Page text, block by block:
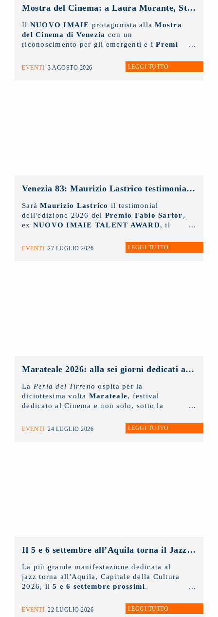
Mostra del Cinema: a Laura Morante, Stefania Rocca, Claudio Amendola e Sergio Rubini i Premi alla Carriera NUOVO IMAIE. Al Lido anche un riconoscimento ai giovani
Il NUOVO IMAIE protagonista allaMostra
del Cinema di Venezia con un
riconoscimento per gli emergenti e iPremi
Cinema Italiano.
EVENTI 3 AGOSTO 2026 LEGGI TUTTO
Venezia 83: Maurizio Lastrico testimonial del Premio NUOVO IMAIE Fabio Sartor
SaràMaurizio Lastrico il testimonial
dell'edizione 2026 del Premio Fabio Sartor,
ex NUOVO IMAIE TALENT AWARD, il
Cinema di Venezia, che la collecting
assegna per valorizzare il talento delle
EVENTI 27 LUGLIO 2026 LEGGI TUTTO
Marateale 2026: alla sei giorni dedicati al cinema e non solo, la masterclass del NUOVO IMAIE
La Perla del Tirreno ospita per la
diciottesima volta Marateale, festival
dedicato al Cinema e non solo, sotto la
collaborazione conAntonella Caramia. Fino
a domani proiezioni, eventi e incontri aperti
EVENTI 24 LUGLIO 2026 LEGGI TUTTO
Il 5 e 6 settembre all’Aquila torna il Jazz Italiano per le Terre del Sisma: il NUOVO IMAIE c’è
La più grande manifestazione dedicata al
jazz torna all'Aquila, Capitale della Cultura
2026, il 5 e 6 settembre prossimi.
EVENTI 22 LUGLIO 2026 LEGGI TUTTO